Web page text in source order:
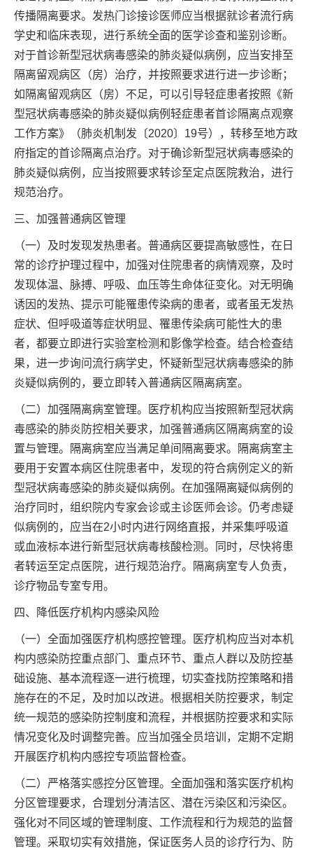
传播隔离要求。发热门诊接诊医师应当根据就诊者流行病
学史和临床表现，进行系统全面的医学诊查和鉴别诊断。
对于首诊新型冠状病毒感染的肺炎疑似病例，应当安排至
隔离留观病区（房）治疗，并按照要求进行进一步诊断；
如隔离留观病区（房）不足，可以引导轻症患者按照《新
型冠状病毒感染的肺炎疑似病例轻症患者首诊隔离点观察
工作方案》（肺炎机制发〔2020〕19号），转移至地方政
府指定的首诊隔离点治疗。对于确诊新型冠状病毒感染的
肺炎疑似病例，应当按照要求转诊至定点医院救治，进行
规范治疗。
三、加强普通病区管理
（一）及时发现发热患者。普通病区要提高敏感性，在日
常的诊疗护理过程中，加强对住院患者的病情观察，及时
发现体温、脉搏、呼吸、血压等生命体征变化。对无明确
诱因的发热、提示可能罹患传染病的患者，或者虽无发热
症状、但呼吸道等症状明显、罹患传染病可能性大的患
者，都要立即进行实验室检测和影像学检查。结合检查结
果，进一步询问流行病学史，怀疑新型冠状病毒感染的肺
炎疑似病例的，要立即转入普通病区隔离病室。
（二）加强隔离病室管理。医疗机构应当按照新型冠状病
毒感染的肺炎防控相关要求，加强普通病区隔离病室的设
置与管理。隔离病室应当满足单间隔离要求。隔离病室主
要用于安置本病区住院患者中，发现的符合病例定义的新
型冠状病毒感染的肺炎疑似病例。在加强隔离疑似病例的
治疗同时，组织院内专家会诊或主诊医师会诊。仍考虑疑
似病例的，应当在2小时内进行网络直报，并采集呼吸道
或血液标本进行新型冠状病毒核酸检测。同时，尽快将患
者转运至定点医院，进行规范治疗。隔离病室专人负责，
诊疗物品专室专用。
四、降低医疗机构内感染风险
（一）全面加强医疗机构感控管理。医疗机构应当对本机
构内感染防控重点部门、重点环节、重点人群以及防控基
础设施、基本流程逐一进行梳理，切实查找防控策略和措
施存在的不足，及时加以改进。根据相关防控要求，制定
统一规范的感染防控制度和流程，并根据防控要求和实际
情况变化及时调整完善。应当加强全员培训，定期不定期
开展医疗机构内感控专项监督检查。
（二）严格落实感控分区管理。全面加强和落实医疗机构
分区管理要求，合理划分清洁区、潜在污染区和污染区。
强化对不同区域的管理制度、工作流程和行为规范的监督
管理。采取切实有效措施，保证医务人员的诊疗行为、防